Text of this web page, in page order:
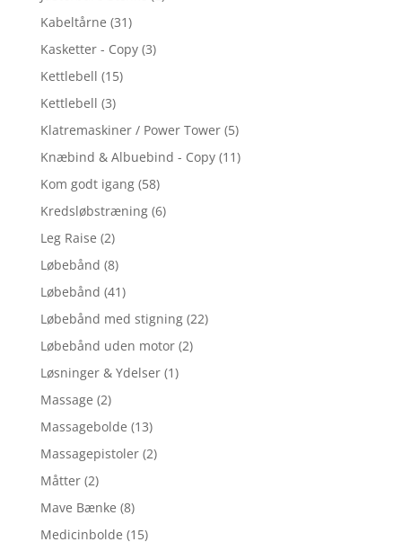
Kabeltårne (31)
Kasketter - Copy (3)
Kettlebell (15)
Kettlebell (3)
Klatremaskiner / Power Tower (5)
Knæbind & Albuebind - Copy (11)
Kom godt igang (58)
Kredsløbstræning (6)
Leg Raise (2)
Løbebånd (8)
Løbebånd (41)
Løbebånd med stigning (22)
Løbebånd uden motor (2)
Løsninger & Ydelser (1)
Massage (2)
Massagebolde (13)
Massagepistoler (2)
Måtter (2)
Mave Bænke (8)
Medicinbolde (15)